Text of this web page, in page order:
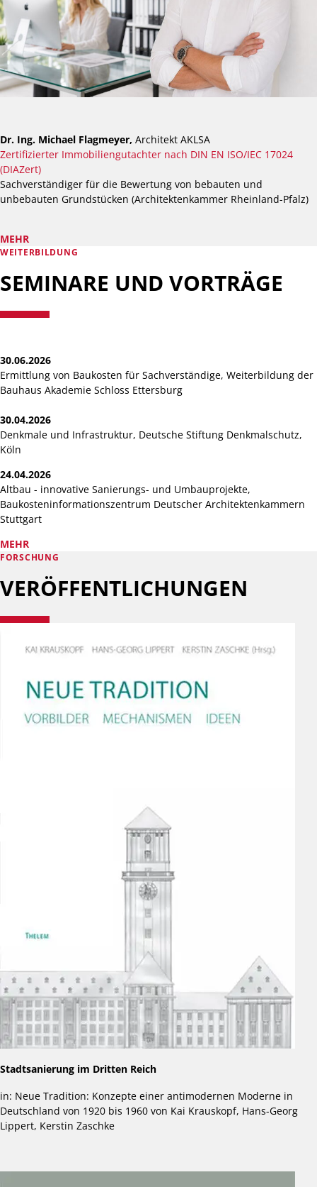
Dr. Ing. Michael Flagmeyer, Architekt AKLSA
Zertifizierter Immobiliengutachter nach DIN EN ISO/IEC 17024
(DIAZert)
Sachverständiger für die Bewertung von bebauten und
unbebauten Grundstücken (Architektenkammer Rheinland-Pfalz)
MEHR
WEITERBILDUNG
SEMINARE UND VORTRÄGE
30.06.2026
Ermittlung von Baukosten für Sachverständige, Weiterbildung der
Bauhaus Akademie Schloss Ettersburg
30.04.2026
Denkmale und Infrastruktur, Deutsche Stiftung Denkmalschutz,
Köln
24.04.2026
Altbau - innovative Sanierungs- und Umbauprojekte,
Baukosteninformationszentrum Deutscher Architektenkammern
Stuttgart
MEHR
FORSCHUNG
VERÖFFENTLICHUNGEN
Stadtsanierung im Dritten Reich
in: Neue Tradition: Konzepte einer antimodernen Moderne in
Deutschland von 1920 bis 1960 von Kai Krauskopf, Hans-Georg
Lippert, Kerstin Zaschke